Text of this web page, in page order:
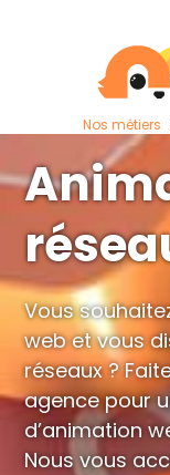
Nos métiers
Vous
web et vous
réseaux ?
agence pour
d’animation
Nous vous